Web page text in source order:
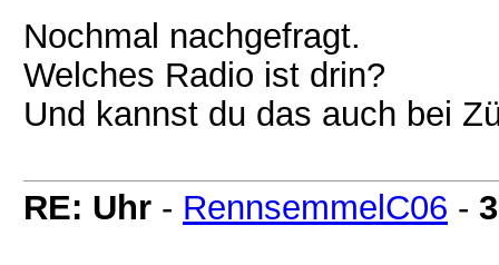
Nochmal nachgefragt.
Welches Radio ist drin?
Und kannst du das auch bei
RE: Uhr - RennsemmelC06 -